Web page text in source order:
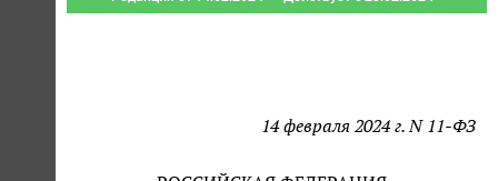
14 февраля 2024 г. N 11-ФЗ